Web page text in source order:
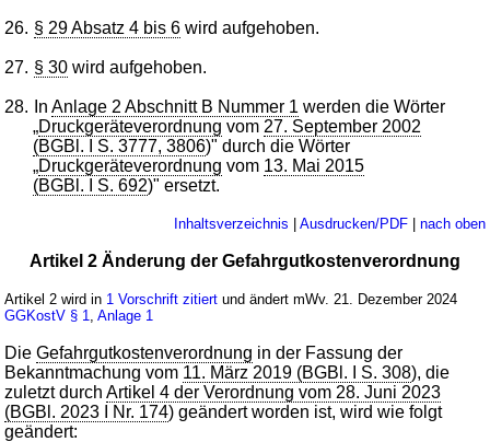
26. § 29 Absatz 4 bis 6 wird aufgehoben.
27. § 30 wird aufgehoben.
28. InAnlage 2 Abschnitt B Nummer 1 werden die Wörter
„Druckgeräteverordnung vom 27. September 2002
(BGBl. I S. 3777, 3806)" durch die Wörter
„Druckgeräteverordnung vom 13. Mai 2015
(BGBl. I S. 692)" ersetzt.
Inhaltsverzeichnis | Ausdrucken/PDF| nach oben
Artikel 2 Änderung der Gefahrgutkostenverordnung
Artikel 2 wird in 1 Vorschrift zitiert und ändert mWv. 21. Dezember 2024
GGKostV § 1 ,Anlage 1
DieGefahrgutkostenverordnung in der Fassung der
Bekanntmachung vom 11. März 2019 (BGBl. I S. 308), die
zuletzt durchArtikel 4 der Verordnung vom 28. Juni 2023
(BGBl. 2023 I Nr. 174) geändert worden ist, wird wie folgt
geändert: